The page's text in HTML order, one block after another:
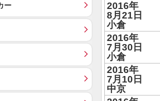
2016年
8月21日
小倉
2016年
7月30日
小倉
2016年
7月10日
中京
ー